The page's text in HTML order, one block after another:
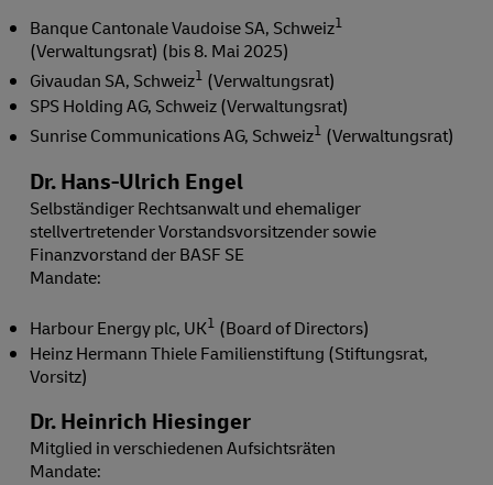
Banque Cantonale Vaudoise SA, Schweiz1
(Verwaltungsrat) (bis 8. Mai 2025)
Givaudan SA, Schweiz1 (Verwaltungsrat)
SPS Holding AG, Schweiz (Verwaltungsrat)
Sunrise Communications AG, Schweiz1 (Verwaltungsrat)
Dr. Hans-Ulrich Engel
Selbständiger Rechtsanwalt und ehemaliger
stellvertretender Vorstandsvorsitzender sowie
Finanzvorstand der BASF SE
Mandate:
Harbour Energy plc, UK1 (Board of Directors)
Heinz Hermann Thiele Familienstiftung (Stiftungsrat,
Vorsitz)
Dr. Heinrich Hiesinger
Mitglied in verschiedenen Aufsichtsräten
Mandate: